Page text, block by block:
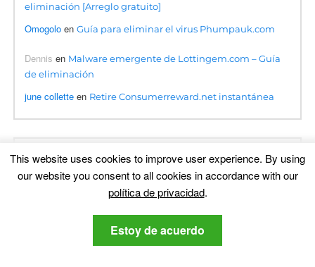
eliminación [Arreglo gratuito]
Omogolo enGuía para eliminar el virus Phumpauk.com
Dennis en Malware emergente de Lottingem.com – Guía
de eliminación
june collette en Retire Consumerreward.net instantánea
Traducción
This website uses cookies to improve user experience. By using
our website you consent to all cookies in accordance with our
política de privacidad.
Estoy de acuerdo